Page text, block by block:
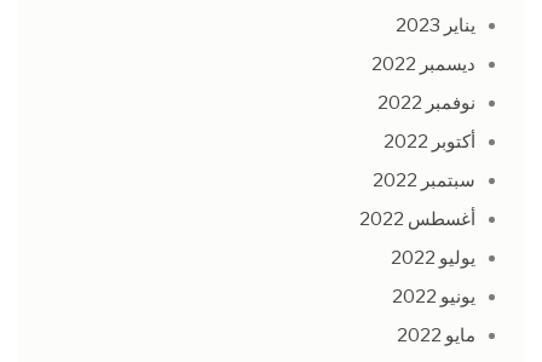
يناير 2023
ديسمبر 2022
نوفمبر 2022
أكتوبر 2022
سبتمبر 2022
أغسطس 2022
يوليو 2022
يونيو 2022
مايو 2022